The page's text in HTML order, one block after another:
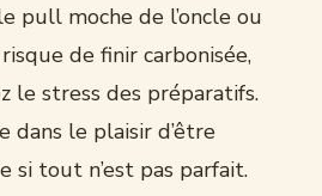
pull moche de l’oncle ou
de finir carbonisée,
le stress des préparatifs.
dans le plaisir d’être
si tout n’est pas parfait.